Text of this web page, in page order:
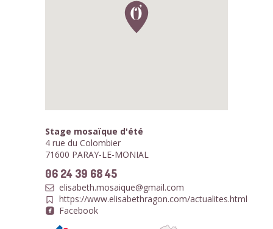
Stage mosaïque d'été
4 rue du Colombier
71600 PARAY-LE-MONIAL
06 24 39 68 45
elisabeth.mosaique@gmail.com
https://www.elisabethragon.com/actualites.html
Facebook